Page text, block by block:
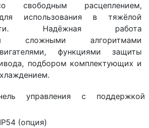
расцеплением,
использования в тяжёлой
Надёжная работа
сложными алгоритмами
функциями защиты
подбором комплектующих и
управления с поддержкой
(опция)